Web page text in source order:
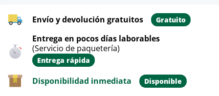
Envío y devolución gratuitos Gratuito
Entrega en pocos días laborables
(Servicio de paquetería)
Entrega rápida
Disponibilidad inmediata Disponible